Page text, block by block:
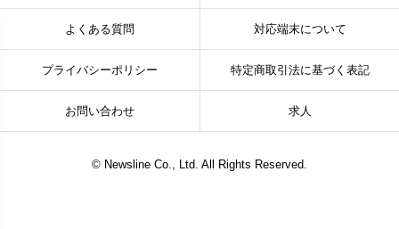
よくある質問 対応端末について
プライバシーポリシー 特定商取引法に基づく表記
お問い合わせ 求人
© Newsline Co., Ltd. All Rights Reserved.